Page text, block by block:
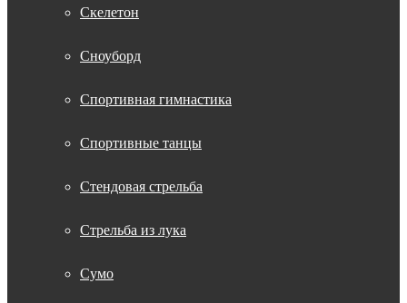
Скелетон
Сноуборд
Спортивная гимнастика
Спортивные танцы
Стендовая стрельба
Стрельба из лука
Сумо